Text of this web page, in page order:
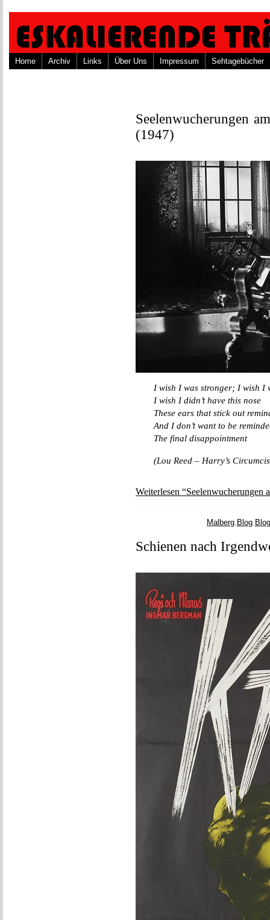
Home Archiv Links Über Uns Impressum Sehtagebücher
Seelenwucherungen
(1947)
I wish I was stronger; I wish I
I wish I didn’t have this nose
These ears that stick out
And I don’t want to be
The final disappointment
(Lou Reed – Harry’s
Weiterlesen
Malberg, Blog,
Schienen nach